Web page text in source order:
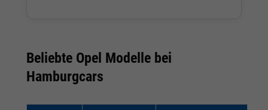
Beliebte Opel Modelle bei
Hamburgcars